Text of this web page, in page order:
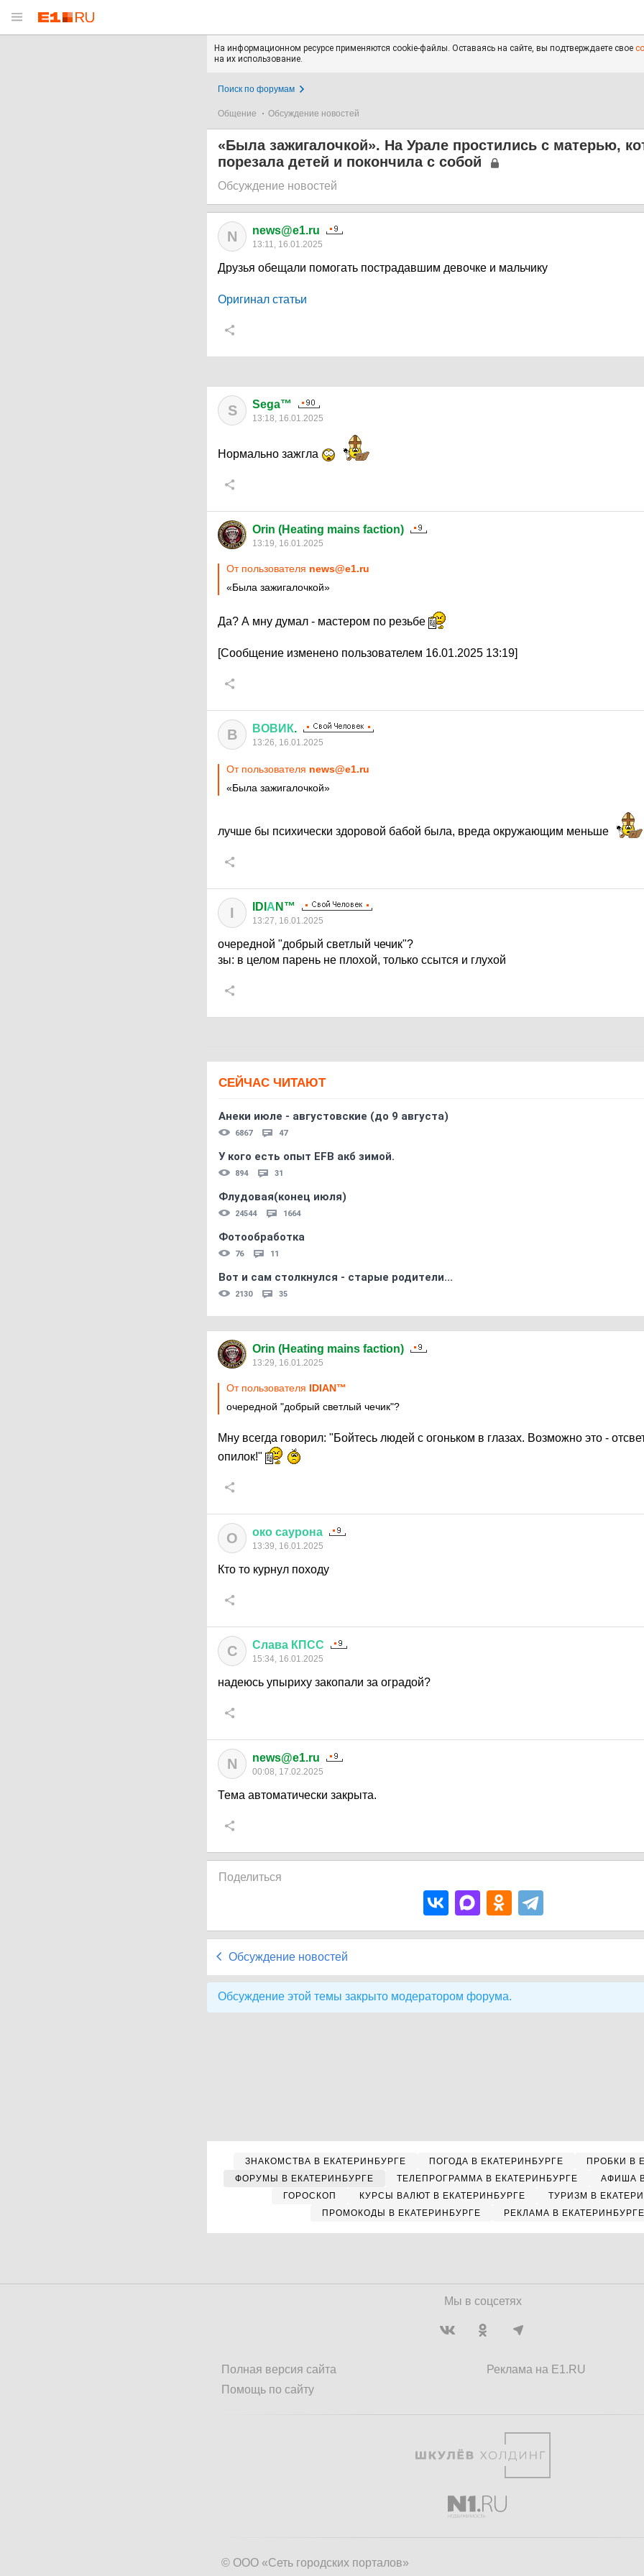
На информационном ресурсе применяются cookie-файлы. Оставаясь на сайте, вы подтверждаете свое
на их использование.
Поиск по форумам
Общение Обсуждение новостей
«Была зажигалочкой». На Урале простились с матерью,
порезала детей и покончила с собой
Обсуждение новостей
N news@e1.ru
13:11, 16.01.2025
Друзья обещали помогать пострадавшим девочке и мальчику
Оригинал статьи
S Sega™
13:18, 16.01.2025
Нормально зажгла
Orin (Heating mains faction)
13:19, 16.01.2025
От пользователя news@e1.ru
«Была зажигалочкой»
Да? А мну думал - мастером по резьбе
[Сообщение изменено пользователем 16.01.2025 13:19]
В ВОВИК.
13:26, 16.01.2025
От пользователя news@e1.ru
«Была зажигалочкой»
лучше бы психически здоровой бабой была, вреда окружающим меньше
I IDI А N™
13:27, 16.01.2025
очередной "добрый светлый чечик"?
зы: в целом парень не плохой, только ссытся и глухой
СЕЙЧАС ЧИТАЮТ
Анеки июле - августовские (до 9 августа)
6867 47
У кого есть опыт EFB акб зимой.
894 31
Флудовая(конец июля)
24544 1664
Фотообработка
76 11
Вот и сам столкнулся - старые родители...
2130 35
Orin (Heating mains faction)
13:29, 16.01.2025
От пользователя IDIАN™
очередной "добрый светлый чечик"?
Мну всегда говорил: "Бойтесь людей с огоньком в глазах. Возможно это -
опилок!"
О око саурона
13:39, 16.01.2025
Кто то курнул походу
С Слава КПСС
15:34, 16.01.2025
надеюсь упыриху закопали за оградой?
N news@e1.ru
00:08, 17.02.2025
Тема автоматически закрыта.
Поделиться
Обсуждение новостей
Обсуждение этой темы закрыто модератором форума.
ЗНАКОМСТВА В ЕКАТЕРИНБУРГЕ ПОГОДА В ЕКАТЕРИНБУРГЕ
ПРОБКИ В
ФОРУМЫ В ЕКАТЕРИНБУРГЕ
ТЕЛЕПРОГРАММА В ЕКАТЕРИНБУРГЕ
АФИША
ГОРОСКОП
КУРСЫ ВАЛЮТ В ЕКАТЕРИНБУРГЕ
ТУРИЗМ В
ПРОМОКОДЫ В ЕКАТЕРИНБУРГЕ
РЕКЛАМА В ЕКАТЕРИНБУРГЕ
Мы в соцсетях
Полная версия сайта
Помощь по сайту
Реклама на E1.RU
© ООО «Сеть городских порталов»